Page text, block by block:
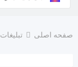
صفحه اصلی تبلیغات